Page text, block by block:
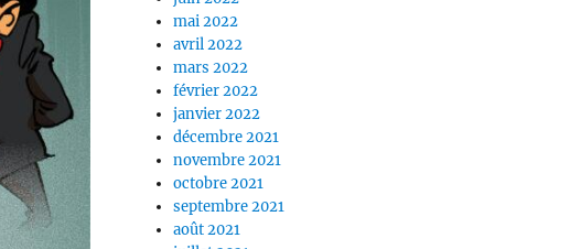
mai 2022
avril 2022
mars 2022
février 2022
janvier 2022
décembre 2021
novembre 2021
octobre 2021
septembre 2021
août 2021